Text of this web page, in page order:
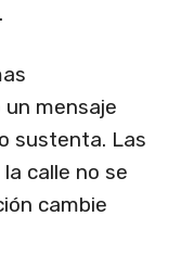
mensaje
sustenta. Las
calle no se
cambie